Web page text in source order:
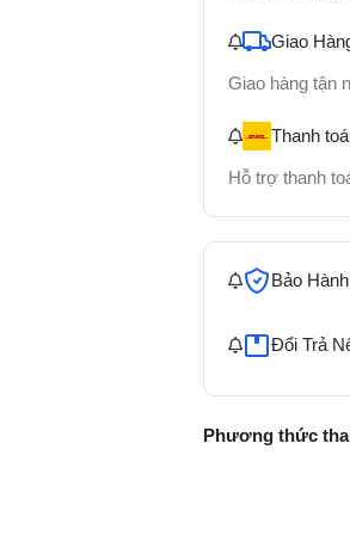
Giao
Giao hàng tận
Thanh
Hỗ trợ thanh
Bảo
Đổi Trả
Phương thức